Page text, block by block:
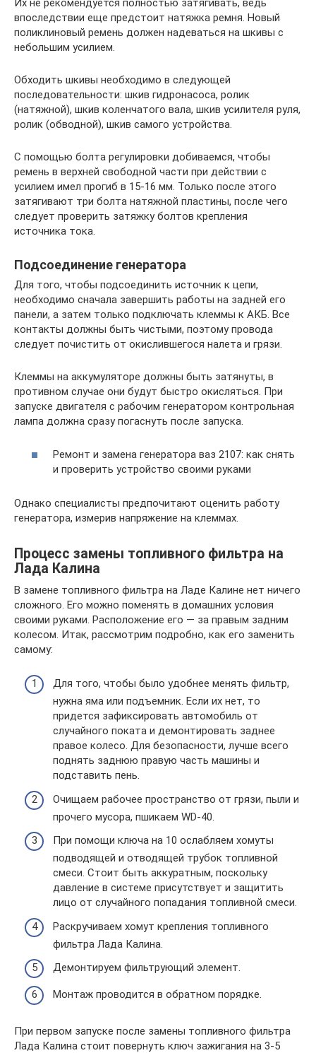
Их не рекомендуется полностью затягивать, ведь
впоследствии еще предстоит натяжка ремня. Новый
поликлиновый ремень должен надеваться на шкивы с
небольшим усилием.
Обходить шкивы необходимо в следующей
последовательности: шкив гидронасоса, ролик
(натяжной), шкив коленчатого вала, шкив усилителя руля,
ролик (обводной), шкив самого устройства.
С помощью болта регулировки добиваемся, чтобы
ремень в верхней свободной части при действии с
усилием имел прогиб в 15-16 мм. Только после этого
затягивают три болта натяжной пластины, после чего
следует проверить затяжку болтов крепления
источника тока.
Подсоединение генератора
Для того, чтобы подсоединить источник к цепи,
необходимо сначала завершить работы на задней его
панели, а затем только подключать клеммы к АКБ. Все
контакты должны быть чистыми, поэтому провода
следует почистить от окислившегося налета и грязи.
Клеммы на аккумуляторе должны быть затянуты, в
противном случае они будут быстро окисляться. При
запуске двигателя с рабочим генератором контрольная
лампа должна сразу погаснуть после запуска.
Ремонт и замена генератора ваз 2107: как снять
и проверить устройство своими руками
Однако специалисты предпочитают оценить работу
генератора, измерив напряжение на клеммах.
Процесс замены топливного фильтра на
Лада Калина
В замене топливного фильтра на Ладе Калине нет ничего
сложного. Его можно поменять в домашних условия
своими руками. Расположение его — за правым задним
колесом. Итак, рассмотрим подробно, как его заменить
самому:
Для того, чтобы было удобнее менять фильтр,
нужна яма или подъемник. Если их нет, то
придется зафиксировать автомобиль от
случайного поката и демонтировать заднее
правое колесо. Для безопасности, лучше всего
поднять заднюю правую часть машины и
подставить пень.
Очищаем рабочее пространство от грязи, пыли и
прочего мусора, пшикаем WD-40.
При помощи ключа на 10 ослабляем хомуты
подводящей и отводящей трубок топливной
смеси. Стоит быть аккуратным, поскольку
давление в системе присутствует и защитить
лицо от случайного попадания топливной смеси.
Раскручиваем хомут крепления топливного
фильтра Лада Калина.
Демонтируем фильтрующий элемент.
Монтаж проводится в обратном порядке.
При первом запуске после замены топливного фильтра
Лада Калина стоит повернуть ключ зажигания на 3-5